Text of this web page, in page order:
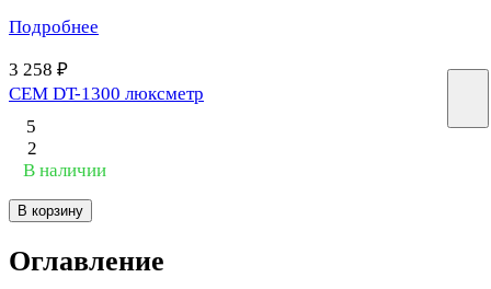
Подробнее
3 258 ₽
CEM DT-1300 люксметр
5
2
В наличии
В корзину
Оглавление